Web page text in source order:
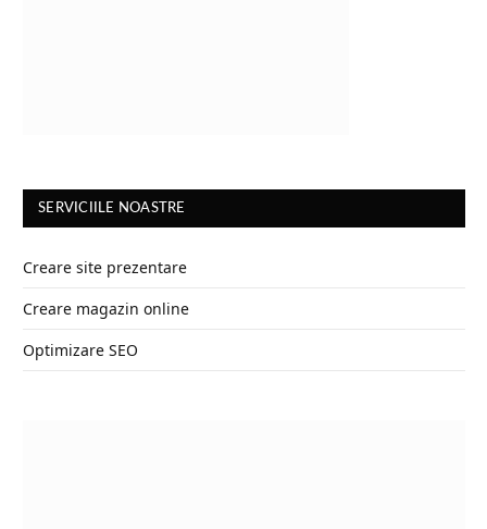
SERVICIILE NOASTRE
Creare site prezentare
Creare magazin online
Optimizare SEO